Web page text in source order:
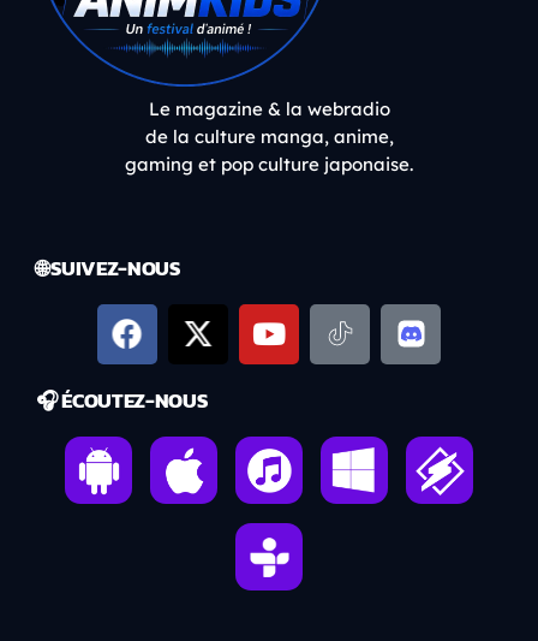
Le magazine & la webradio
de la culture manga, anime,
gaming et pop culture japonaise.
🌐 SUIVEZ-NOUS
🎧 ÉCOUTEZ-NOUS